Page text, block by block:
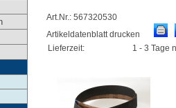
Art.Nr.: 567320530
Artikeldatenblatt drucken
Lieferzeit:
1 - 3 Tage